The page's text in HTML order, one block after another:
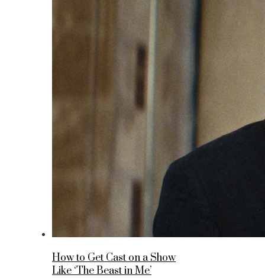
How to Get Cast on a Show
Like ‘The Beast in Me’